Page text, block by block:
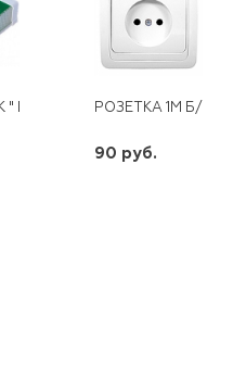
" ВЫХОД" НБП 02-15-001
РОЗЕТКА 1М Б/З
90 руб.